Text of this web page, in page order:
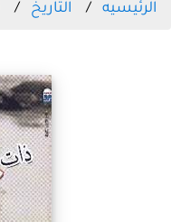
الرئيسيه التاريخ